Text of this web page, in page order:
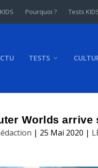
Pourquoi ? Tests
TESTS
Worlds arrive
| 25 Mai 2020 |